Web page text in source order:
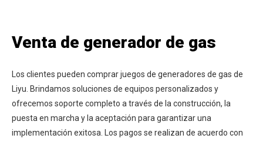
Venta de generador de gas
Los clientes pueden comprar juegos de generadores de gas de
Liyu. Brindamos soluciones de equipos personalizados y
ofrecemos soporte completo a través de la construcción, la
puesta en marcha y la aceptación para garantizar una
implementación exitosa. Los pagos se realizan de acuerdo con